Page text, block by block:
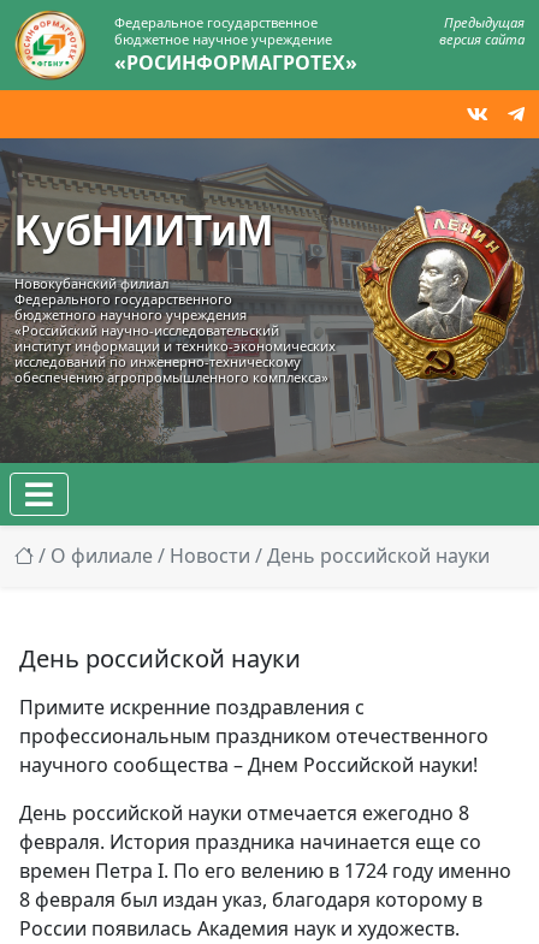
Федеральное государственное
бюджетное научное учреждение
«РОСИНФОРМАГРОТЕХ»
Предыдущая
версия сайта
КубНИИТиМ
Новокубанский филиал
Федерального государственного
бюджетного научного учреждения
«Российский научно-исследовательский
институт информации и технико‑экономических
исследований по инженерно‑техническому
обеспечению агропромышленного комплекса»
/ О филиале/ Новости / День российской науки
День российской науки
Примите искренние поздравления с
профессиональным праздником отечественного
научного сообщества – Днем Российской науки!
День российской науки отмечается ежегодно 8
февраля. История праздника начинается еще со
времен Петра I. По его велению в 1724 году именно
8 февраля был издан указ, благодаря которому в
России появилась Академия наук и художеств.